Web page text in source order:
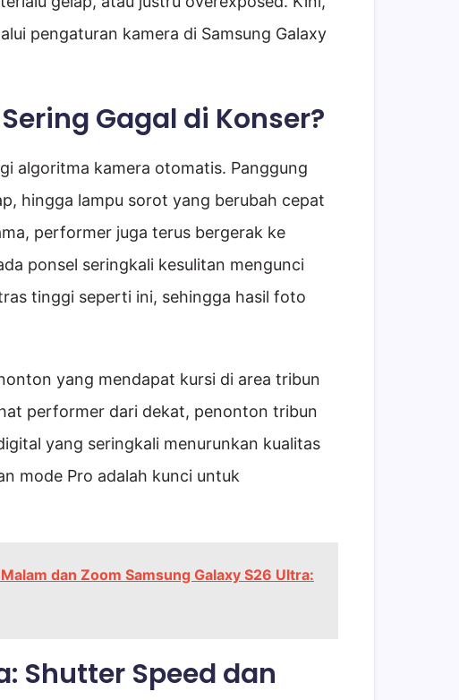
pengaturan kamera di Samsung Galaxy
Gagal di Konser?
algoritma kamera otomatis. Panggung
hingga lampu sorot yang berubah cepat
performer juga terus bergerak ke
ponsel seringkali kesulitan mengunci
tinggi seperti ini, sehingga hasil foto
yang mendapat kursi di area tribun
performer dari dekat, penonton tribun
yang seringkali menurunkan kualitas
mode Pro adalah kunci untuk
dan Zoom Samsung Galaxy S26 Ultra:
Shutter Speed dan